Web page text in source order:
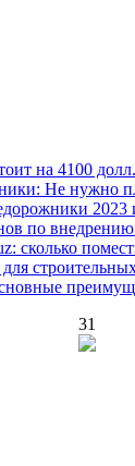
на 4100
Не нужно
2023
по
сколько
31